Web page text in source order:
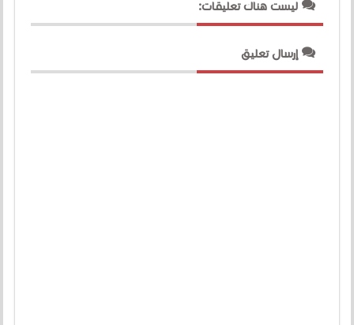
ليست هناك تعليقات:
إرسال تعليق